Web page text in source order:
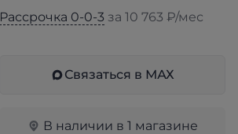
Рассрочка 0-0-3 за 10 763 ₽/мес
Связаться в МАХ
В наличии в 1 магазине